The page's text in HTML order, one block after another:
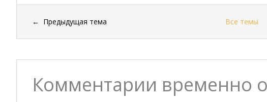
← Предыдущая тема Все темы
Комментарии временно